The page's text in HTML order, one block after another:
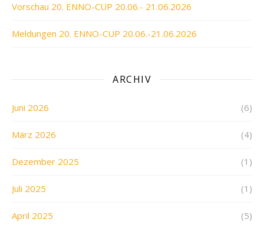
Vorschau 20. ENNO-CUP 20.06.- 21.06.2026
Meldungen 20. ENNO-CUP 20.06.-21.06.2026
ARCHIV
Juni 2026 (6)
März 2026 (4)
Dezember 2025 (1)
Juli 2025 (1)
April 2025 (5)